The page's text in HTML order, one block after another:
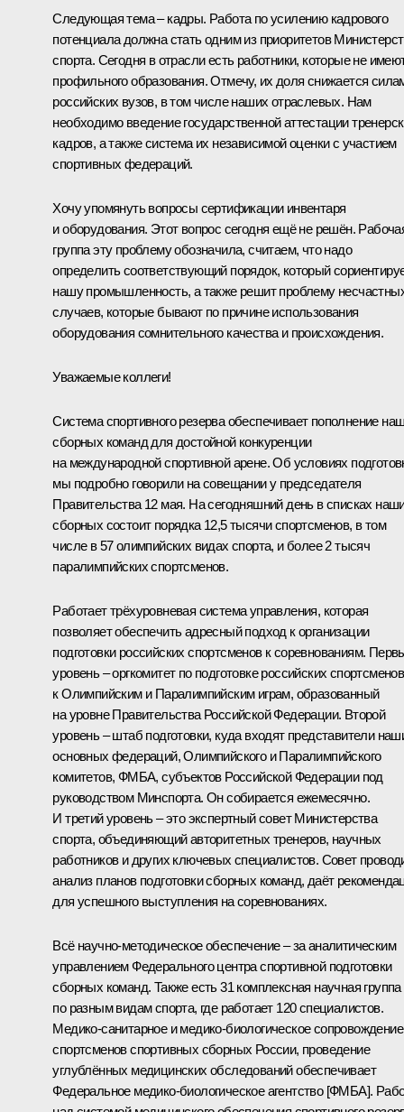
Следующая тема – кадры. Работа по усилению кадрового
потенциала должна стать одним из приоритетов
спорта. Сегодня в отрасли есть работники, которые не
профильного образования. Отмечу, их доля снижается
российских вузов, в том числе наших отраслевых. Нам
необходимо введение государственной аттестации
кадров, а также система их независимой оценки с участием
спортивных федераций.
Хочу упомянуть вопросы сертификации инвентаря
и оборудования. Этот вопрос сегодня ещё не решён.
группа эту проблему обозначила, считаем, что надо
определить соответствующий порядок, который
нашу промышленность, а также решит проблему
случаев, которые бывают по причине использования
оборудования сомнительного качества и происхождения.
Уважаемые коллеги!
Система спортивного резерва обеспечивает пополнение
сборных команд для достойной конкуренции
на международной спортивной арене. Об условиях
мы подробно говорили на совещании у председателя
Правительства 12 мая. На сегодняшний день в списках
сборных состоит порядка 12,5 тысячи спортсменов, в том
числе в 57 олимпийских видах спорта, и более 2 тысяч
паралимпийских спортсменов.
Работает трёхуровневая система управления, которая
позволяет обеспечить адресный подход к организации
подготовки российских спортсменов к соревнованиям.
уровень – оргкомитет по подготовке российских спортсменов
к Олимпийским и Паралимпийским играм, образованный
на уровне Правительства Российской Федерации. Второй
уровень – штаб подготовки, куда входят представители
основных федераций, Олимпийского и Паралимпийского
комитетов, ФМБА, субъектов Российской Федерации под
руководством Минспорта. Он собирается ежемесячно.
И третий уровень – это экспертный совет Министерства
спорта, объединяющий авторитетных тренеров, научных
работников и других ключевых специалистов. Совет
анализ планов подготовки сборных команд, даёт
для успешного выступления на соревнованиях.
Всё научно-методическое обеспечение – за аналитическим
управлением Федерального центра спортивной подготовки
сборных команд. Также есть 31 комплексная научная группа
по разным видам спорта, где работает 120 специалистов.
Медико-санитарное и медико-биологическое сопровождение
спортсменов спортивных сборных России, проведение
углублённых медицинских обследований обеспечивает
Федеральное медико-биологическое агентство [ФМБА].